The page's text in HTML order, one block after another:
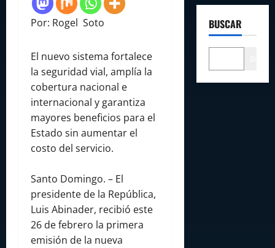
Por: Rogel Soto
El nuevo sistema fortalece
la seguridad vial, amplía la
cobertura nacional e
internacional y garantiza
mayores beneficios para el
Estado sin aumentar el
costo del servicio.
Santo Domingo. – El
presidente de la República,
Luis Abinader, recibió este
26 de febrero la primera
emisión de la nueva
BUSCAR